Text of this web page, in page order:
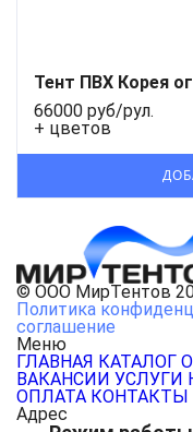
Тент ПВХ Корея
66000 руб/рул.
+ цветов
© ООО МирТентов
Политика
соглашение
Меню
ГЛАВНАЯ КАТАЛОГ
ВАКАНСИИ УСЛУГИ
ОПЛАТА КОНТАКТЫ
Адрес